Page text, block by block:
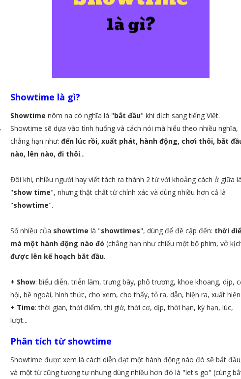
Showtime là gì?
Showtime nôm na có nghĩa là "bắt đầu" khi dịch sang tiếng Việt.
Showtime sẽ dựa vào tình huống và cách nói mà hiểu theo nhiều nghĩa,
chẳng hạn như: đến lúc rồi, xuất phát, hành động, chơi thôi, bắt
nào, lên nào, đi thôi...
Đôi khi, nhiều người hay viết tách ra thành 2 từ với khoảng cách ở giữa là
"show time", nhưng thật chất từ chính xác và dùng nhiều hơn cả là
"showtime".
Số nhiều của showtime là "showtimes", dùng để đề cập đến: thời
mà một hành động nào đó (chẳng hạn như chiếu một bộ phim, vở
được lên kế hoạch bắt đầu.
+ Show: biểu diễn, triễn lãm, trưng bày, phô trương, khoe khoang, dịp,
hội, bề ngoài, hình thức, cho xem, cho thấy, tỏ ra, dẫn, hiện ra, xuất
+ Time: thời gian, thời điểm, thì giờ, thời cơ, dịp, thời hạn, kỳ hạn, lúc,
lượt...
Phân tích từ showtime
Showtime được xem là cách diễn đạt một hành động nào đó sẽ bắt
và một từ cũng tương tự nhưng dùng nhiều hơn đó là "let's go" (cùng